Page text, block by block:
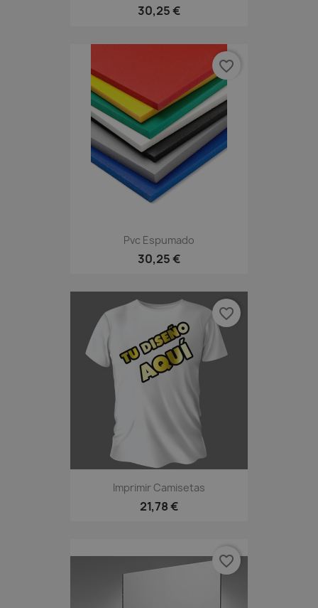
30,25 €
Pvc Espumado
30,25 €
favorite_border
Imprimir Camisetas
21,78 €
favorite_border
favorite_border